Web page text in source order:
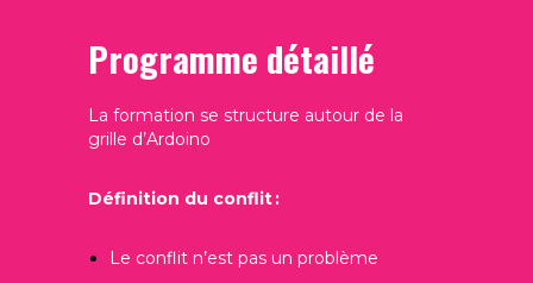
Programme détaillé
La formation se structure autour de la
grille d’Ardoino
Définition du conflit :
Le conflit n’est pas un problème